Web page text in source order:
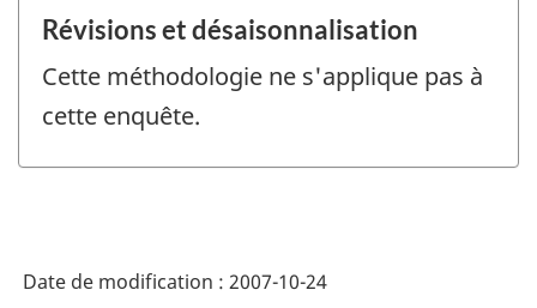
Révisions et désaisonnalisation
Cette méthodologie ne s'applique pas à
cette enquête.
Date de modification : 2007-10-24